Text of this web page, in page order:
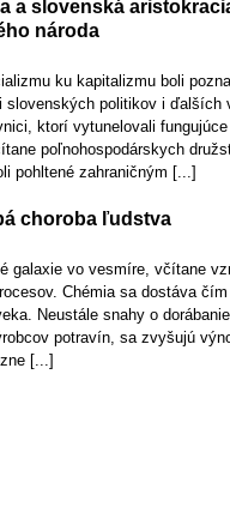
a slovenská
národa
ku kapitalizmu boli
slovenských politikov i ďalších
ktorí vytunelovali
poľnohospodárskych
pohltené zahraničným [...]
choroba ľudstva
galaxie vo vesmíre, včítane
Chémia sa dostáva
Neustále snahy o
potravín, sa zvyšujú
[...]